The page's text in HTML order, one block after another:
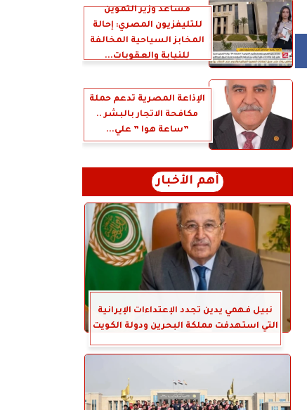
مساعد وزير التموين
للتليفزيون المصري: إحالة
المخابز السياحية المخالفة
للنيابة والعقوبات...
الإذاعة المصرية تدعم حملة
مكافحة الاتجار بالبشر ..
”ساعة هوا ” علي...
أهم الأخبار
نبيل فهمي يدين تجدد الإعتداءات الإيرانية
التي استهدفت مملكة البحرين ودولة الكويت